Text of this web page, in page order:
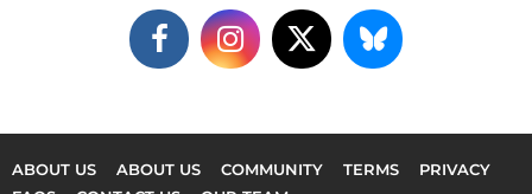
ABOUT US ABOUT US COMMUNITY TERMS
PRIVACY